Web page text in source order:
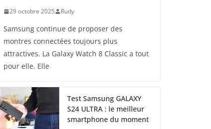
29 octobre 2025 Rudy
Samsung continue de proposer des
montres connectées toujours plus
attractives. La Galaxy Watch 8 Classic a tout
pour elle. Elle
Test Samsung GALAXY
S24 ULTRA : le meilleur
smartphone du moment